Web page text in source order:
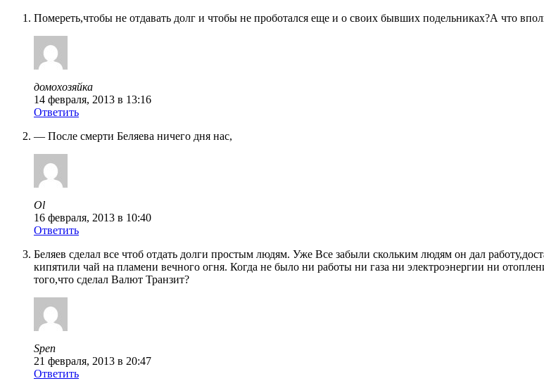
Помереть,чтобы не отдавать долг и чтобы не проботался еще и о своих бывших подельниках?А что
домохозяйка
14 февраля, 2013 в 13:16
Ответить
— После смерти Беляева ничего дня нас,
Ol
16 февраля, 2013 в 10:40
Ответить
Беляев сделал все чтоб отдать долги простым людям. Уже Все забыли скольким людям он дал
кипятили чай на пламени вечного огня. Когда не было ни работы ни газа ни электроэнергии ни
того,что сделал Валют Транзит?
Spen
21 февраля, 2013 в 20:47
Ответить